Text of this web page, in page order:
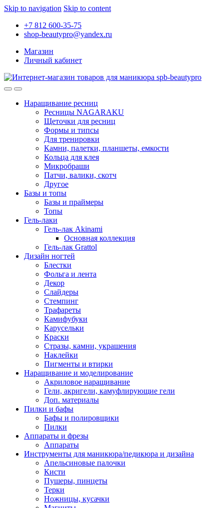
Skip to navigation Skip to content
+7 812 600-35-75
shop-beautypro@yandex.ru
Магазин
Личный кабинет
Наращивание ресниц
Ресницы NAGARAKU
Щеточки для ресниц
Формы и типсы
Для тренировки
Камни, палетки, планшеты, емкости
Кольца для клея
Микробраши
Патчи, валики, скотч
Другое
Базы и топы
Базы и праймеры
Топы
Гель-лаки
Гель-лак Akinami
Основная коллекция
Гель-лак Grattol
Дизайн ногтей
Блестки
Фольга и лента
Декор
Слайдеры
Стемпинг
Трафареты
Камифубуки
Карусельки
Краски
Стразы, камни, украшения
Наклейки
Пигменты и втирки
Наращивание и моделирование
Акриловое наращивание
Гели, акригели, камуфлирующие гели
Доп. материалы
Пилки и бафы
Бафы и полировщики
Пилки
Аппараты и фрезы
Аппараты
Инструменты для маникюра/педикюра и дизайна
Апельсиновые палочки
Кисти
Пушеры, пинцеты
Терки
Ножницы, кусачки